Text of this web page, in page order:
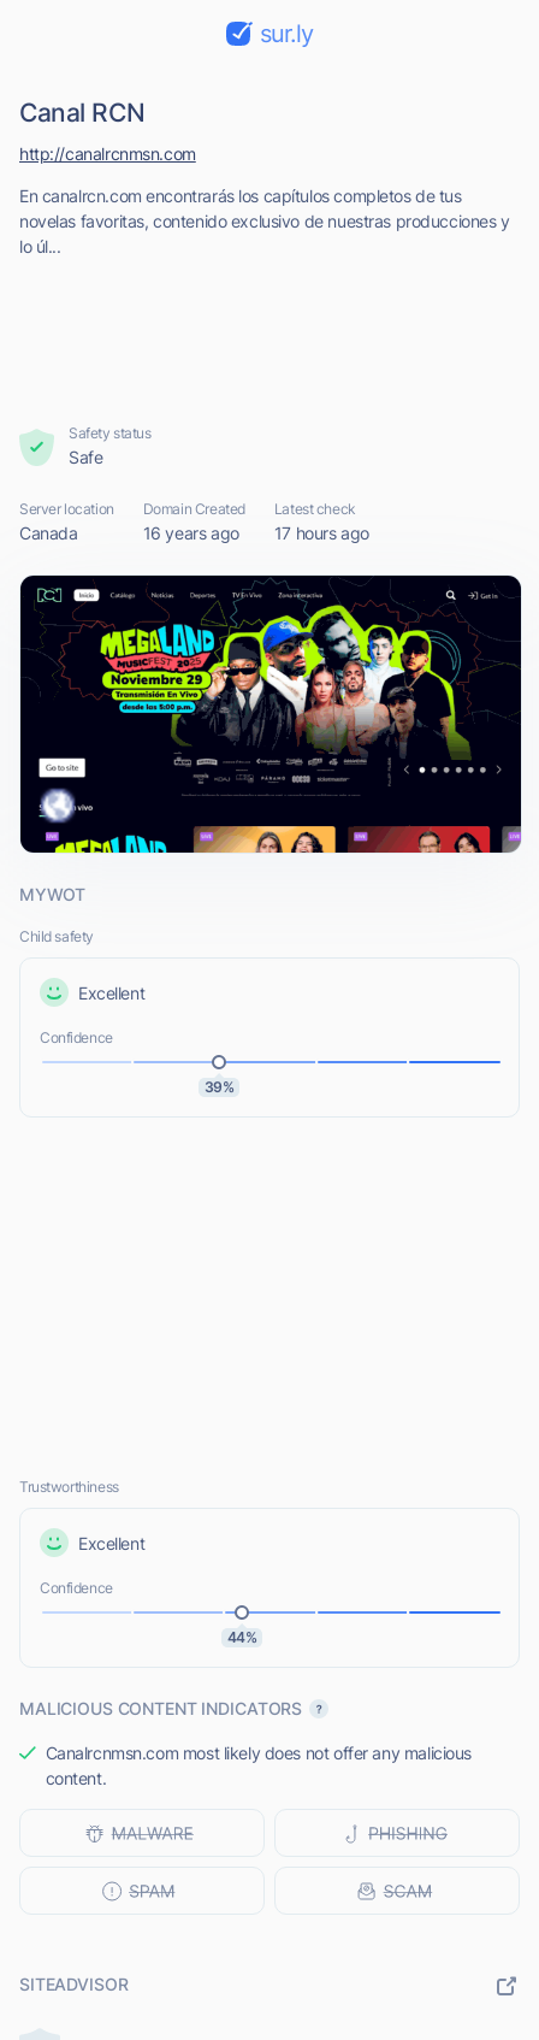
sur.ly
Canal RCN
En canalrcn.com encontrarás los capítulos completos de tus
novelas favoritas, contenido exclusivo de nuestras producciones y
lo úl...
http://canalrcnmsn.com
Safety status
Safe
Server location
Canada
Domain Created
16 years ago
Latest check
17 hours ago
MYWOT
Child safety
Excellent
Confidence
39%
Trustworthiness
Excellent
Confidence
44%
MALICIOUS CONTENT INDICATORS
Canalrcnmsn.com most likely does not offer any malicious
content.
SITEADVISOR